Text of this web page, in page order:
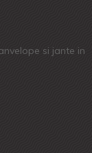
si jante in